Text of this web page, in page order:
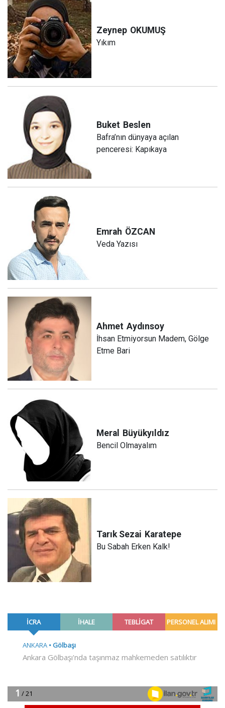
Zeynep OKUMUŞ
Yıkım
Buket Beslen
Bafra’nın dünyaya açılan
penceresi: Kapıkaya
Emrah ÖZCAN
Veda Yazısı
Ahmet Aydınsoy
İhsan Etmiyorsun Madem, Gölge
Etme Bari
Meral Büyükyıldız
Bencil Olmayalım
Tarık Sezai Karatepe
Bu Sabah Erken Kalk!